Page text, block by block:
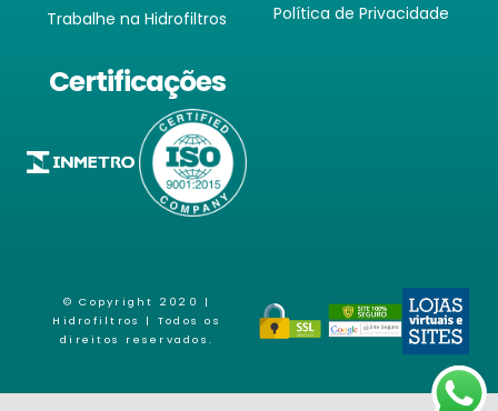
Trabalhe na Hidrofiltros
Política de Privacidade
Certificações
© Copyright 2020 |
Hidrofiltros
| Todos os
direitos reservados.